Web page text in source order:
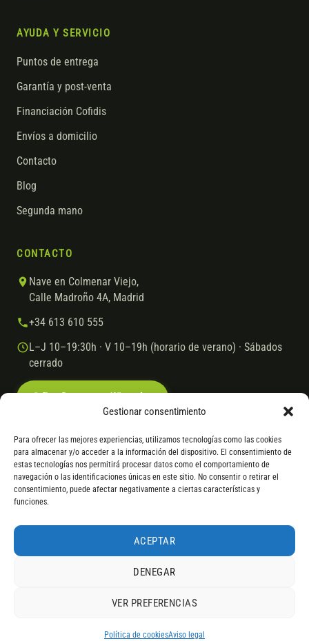
Gestionar consentimiento
Para ofrecer las mejores experiencias, utilizamos tecnologías como las cookies
para almacenar y/o acceder a la información del dispositivo. El consentimiento de
estas tecnologías nos permitirá procesar datos como el comportamiento de
navegación o las identificaciones únicas en este sitio. No consentir o retirar el
consentimiento, puede afectar negativamente a ciertas características y
funciones.
ACEPTAR
DENEGAR
VER PREFERENCIAS
Política de cookiesAviso legal
AYUDA Y SERVICIO
Puntos de entrega
Garantía y post-venta
Financiación Cofidis
Envíos a domicilio
Contacto
Blog
Segunda mano
CONTACTO
Nave en Colmenar Viejo,
Calle Madroño 4A, Madrid
+34 613 610 555
L–J 10–19:30h · V 10–19h (horario de verano) · Sábados
cerrado
© 2026 Ebike.esAviso legal Política de cookies
VISA Mastercard Transferencia Cofidis
Gasto de apertura: 4% hasta 18 meses y 7% a 24 meses. Consulta
* Los modelos con entrega inmediata se envían 24 h laborables tras el
servir el producto, se devuelve el importe sin coste. La información de
por otros equivalentes o superiores.RESEÑAS DE